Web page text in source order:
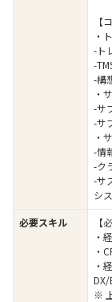
【
・
-ト
-
-構
・
-サ
-サ
・
-情
-ク
-サ
シ
必要スキル
【
・
・
・
DX/
※